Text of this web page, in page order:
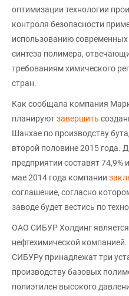
оптимизации технологии
контроля безопасности
использованию
синтеза полимера,
требованиям химического
стран.
Как сообщала компания
планируютзавершить
Шанхае по производству
второй половине 2015 года.
предприятии составят 74,9%
мае 2014 года компании
соглашение, согласно
заводе будет вестись по
ОАО СИБУР Холдинг
нефтехимической
СИБУРу принадлежат три
производству базовых
полиэтилен высокого